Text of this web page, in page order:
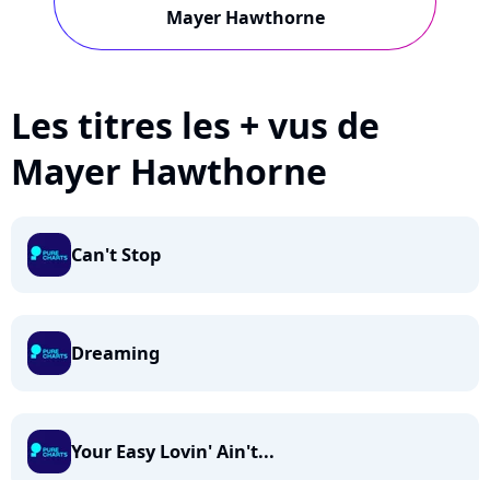
Mayer Hawthorne
Les titres les + vus de
Mayer Hawthorne
Can't Stop
Dreaming
Your Easy Lovin' Ain't...